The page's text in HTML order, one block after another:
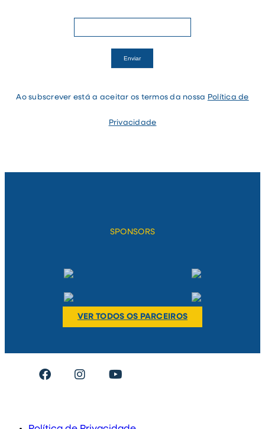
this
Enviar
Ao subscrever está a aceitar os termos da nossa Política de
Privacidade
SPONSORS
VER TODOS OS PARCEIROS